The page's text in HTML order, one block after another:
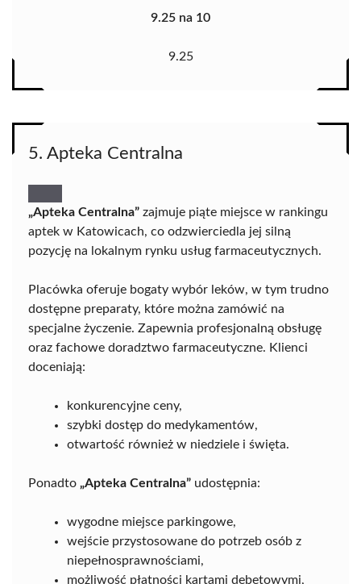
9.25 na 10
9.25
5. Apteka Centralna
„Apteka Centralna” zajmuje piąte miejsce w rankingu
aptek w Katowicach, co odzwierciedla jej silną
pozycję na lokalnym rynku usług farmaceutycznych.
Placówka oferuje bogaty wybór leków, w tym trudno
dostępne preparaty, które można zamówić na
specjalne życzenie. Zapewnia profesjonalną obsługę
oraz fachowe doradztwo farmaceutyczne. Klienci
doceniają:
konkurencyjne ceny,
szybki dostęp do medykamentów,
otwartość również w niedziele i święta.
Ponadto „Apteka Centralna” udostępnia:
wygodne miejsce parkingowe,
wejście przystosowane do potrzeb osób z
niepełnosprawnościami,
możliwość płatności kartami debetowymi,